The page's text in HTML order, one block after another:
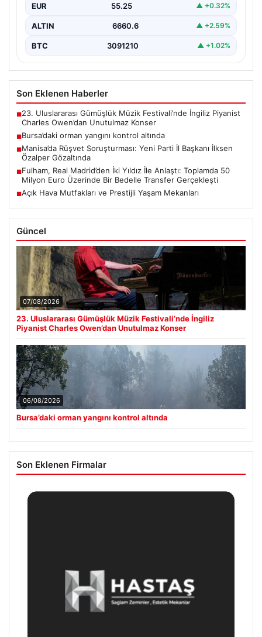
EUR 55.25 ▲ +0.32%
ALTIN 6660.6 ▲ +2.59%
BTC 3091210 ▲ +1.02%
Son Eklenen Haberler
■23. Uluslararası Gümüşlük Müzik Festivali’nde İngiliz Piyanist
Charles Owen’dan Unutulmaz Konser
■Bursa’daki orman yangını kontrol altında
■Manisa’da Rüşvet Soruşturması: Yeni Parti İl Başkanı İlksen
Özalper Gözaltında
■Fulham, Real Madrid’den İki Yıldız İle Anlaştı: Toplamda 50
Milyon Euro Üzerinde Bir Bedelle Transfer Gerçekleşti
■Açık Hava Mutfakları ve Prestijli Yaşam Mekanları
Güncel
07/08/2026
23. Uluslararası Gümüşlük Müzik Festivali’nde İngiliz
Piyanist Charles Owen’dan Unutulmaz Konser
06/08/2026
Bursa’daki orman yangını kontrol altında
Son Eklenen Firmalar